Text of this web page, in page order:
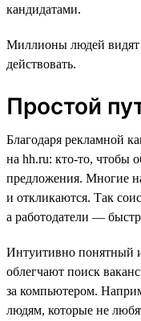
кандидатами.
Миллионы людей
действовать.
Простой
Благодаря рекламной
на hh.ru: кто-то, чтобы
предложения. Многие
и откликаются. Так
а работодатели —
Интуитивно понятный
облегчают поиск
за компьютером.
людям, которые не